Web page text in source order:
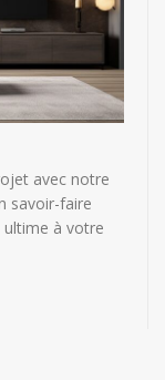
avec notre
savoir-faire
à votre